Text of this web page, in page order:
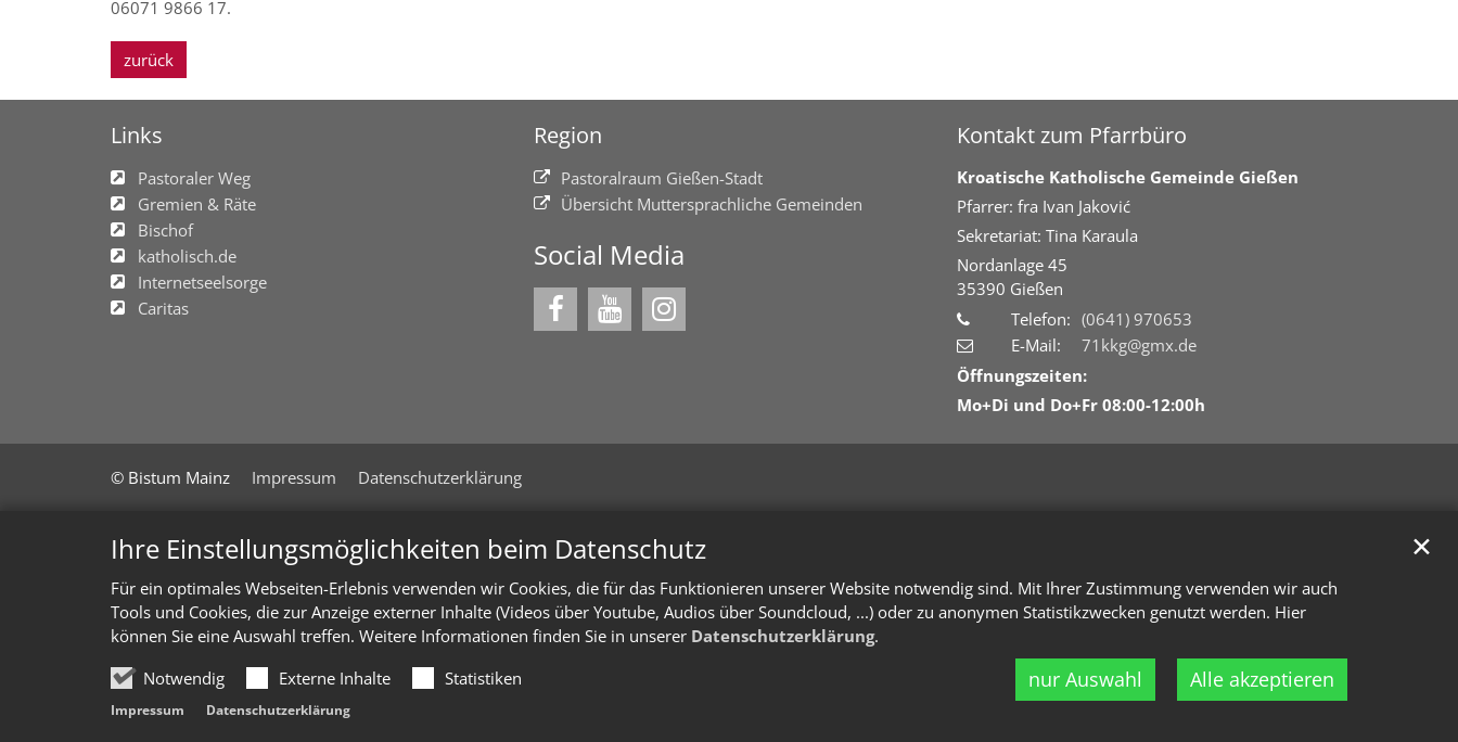
Ihre Einstellungsmöglichkeiten beim Datenschutz
Für ein optimales Webseiten-Erlebnis verwenden wir Cookies, die für das Funktionieren unserer Website notwendig sind. Mit Ihrer Zustimmung verwenden wir auch
Tools und Cookies, die zur Anzeige externer Inhalte (Videos über Youtube, Audios über Soundcloud, ...) oder zu anonymen Statistikzwecken genutzt werden. Hier
können Sie eine Auswahl treffen. Weitere Informationen finden Sie in unserer Datenschutzerklärung.
Notwendig
Externe Inhalte Statistiken nur Auswahl Alle akzeptieren
✕
Impressum Datenschutzerklärung
06071 9866 17.
zurück
Links
Pastoraler Weg
Gremien & Räte
Bischof
katholisch.de
Internetseelsorge
Caritas
Region
Pastoralraum Gießen-Stadt
Übersicht Muttersprachliche Gemeinden
Social Media
Kontakt zum Pfarrbüro
Kroatische Katholische Gemeinde Gießen
Pfarrer: fra Ivan Jaković
Sekretariat: Tina Karaula
Nordanlage 45
35390 Gießen
Telefon: (0641) 970653
E-Mail:
71kkg@gmx.de
Öffnungszeiten:
Mo+Di und Do+Fr 08:00-12:00h
© Bistum Mainz Impressum Datenschutzerklärung